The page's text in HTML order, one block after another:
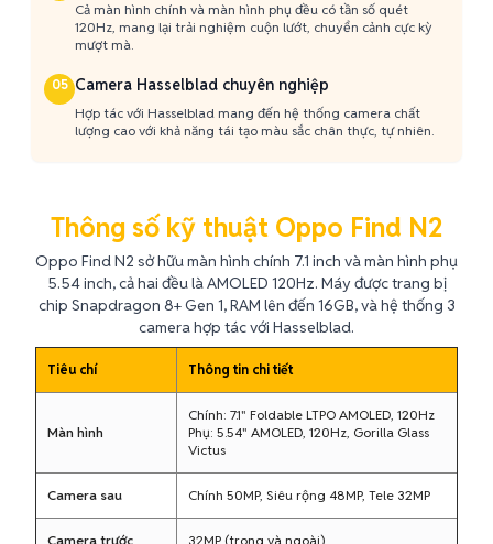
Cả màn hình chính và màn hình phụ đều có tần số quét
120Hz, mang lại trải nghiệm cuộn lướt, chuyển cảnh cực kỳ
mượt mà.
05 Camera Hasselblad chuyên nghiệp
Hợp tác với Hasselblad mang đến hệ thống camera chất
lượng cao với khả năng tái tạo màu sắc chân thực, tự nhiên.
Thông số kỹ thuật Oppo Find N2
Oppo Find N2 sở hữu màn hình chính 7.1 inch và màn hình phụ
5.54 inch, cả hai đều là AMOLED 120Hz. Máy được trang bị
chip Snapdragon 8+ Gen 1, RAM lên đến 16GB, và hệ thống 3
camera hợp tác với Hasselblad.
Tiêu chí Thông tin chi tiết
Màn hình
Chính: 7.1" Foldable LTPO AMOLED, 120Hz
Phụ: 5.54" AMOLED, 120Hz, Gorilla Glass
Victus
Camera sau Chính 50MP, Siêu rộng 48MP, Tele 32MP
Camera trước 32MP (trong và ngoài)